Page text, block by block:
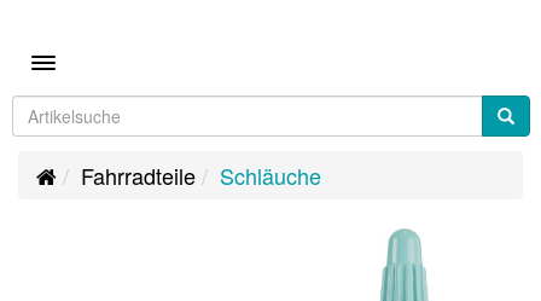
Toggle navigation
Fahrradteile Schläuche